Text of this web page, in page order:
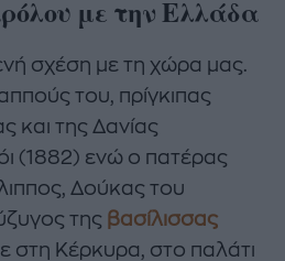
με την Ελλάδα
σχέση με τη χώρα μας.
του, πρίγκιπας
και της Δανίας
(1882) ενώ ο πατέρας
Δούκας του
της βασίλισσας
στη Κέρκυρα, στο παλάτι